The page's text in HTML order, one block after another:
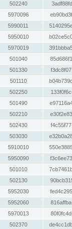
502240
5970096
5990011
5950010
5970019
501040
501330
501110
502250
501490
502210
502430
503030
5910010
5950090
501010
502130
5952030
5952060
5970013
502370